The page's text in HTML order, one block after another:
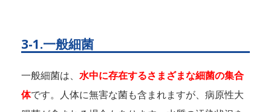
3-1.一般細菌
一般細菌は、 水中に存在するさまざまな細菌の集合
体です。人体に無害な菌も含まれますが、病原性大